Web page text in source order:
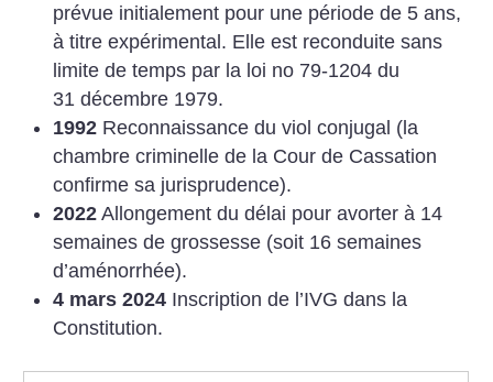
prévue initialement pour une période de 5 ans,
à titre expérimental. Elle est reconduite sans
limite de temps par la loi no 79-1204 du
31 décembre 1979.
1992Reconnaissance du viol conjugal (la
chambre criminelle de la Cour de Cassation
confirme sa jurisprudence).
2022Allongement du délai pour avorter à 14
semaines de grossesse (soit 16 semaines
d’aménorrhée).
4 mars 2024Inscription de l’IVG dans la
Constitution.